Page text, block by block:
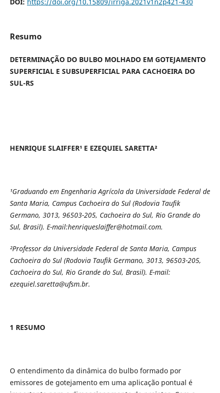
Resumo
DETERMINAÇÃO DO BULBO MOLHADO EM GOTEJAMENTO
SUPERFICIAL E SUBSUPERFICIAL PARA CACHOEIRA DO
SUL-RS
HENRIQUE SLAIFFER¹ E EZEQUIEL SARETTA²
¹Graduando em Engenharia Agrícola da Universidade Federal de
Santa Maria, Campus Cachoeira do Sul (Rodovia Taufik
Germano, 3013, 96503-205, Cachoeira do Sul, Rio Grande do
Sul, Brasil). E-mail:henriqueslaiffer@hotmail.com.
²Professor da Universidade Federal de Santa Maria, Campus
Cachoeira do Sul (Rodovia Taufik Germano, 3013, 96503-205,
Cachoeira do Sul, Rio Grande do Sul, Brasil). E-mail:
ezequiel.saretta@ufsm.br.
1 RESUMO
O entendimento da dinâmica do bulbo formado por
emissores de gotejamento em uma aplicação pontual é